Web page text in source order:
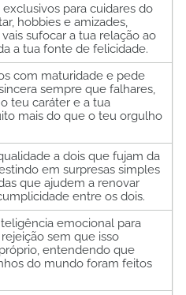
para cuidares do
hobbies e amizades,
sufocar a tua relação ao
a tua fonte de felicidade.
com maturidade e pede
sempre que falhares,
teu caráter e a tua
mais do que o teu orgulho
a dois que fujam da
em surpresas simples
que ajudem a renovar
entre os dois.
emocional para
sem que isso
entendendo que
do mundo foram feitos